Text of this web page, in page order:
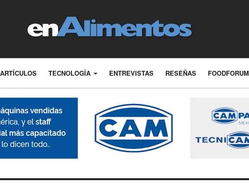
ARTÍCULOS TECNOLOGÍA ENTREVISTAS RESEÑAS FOODFORUM